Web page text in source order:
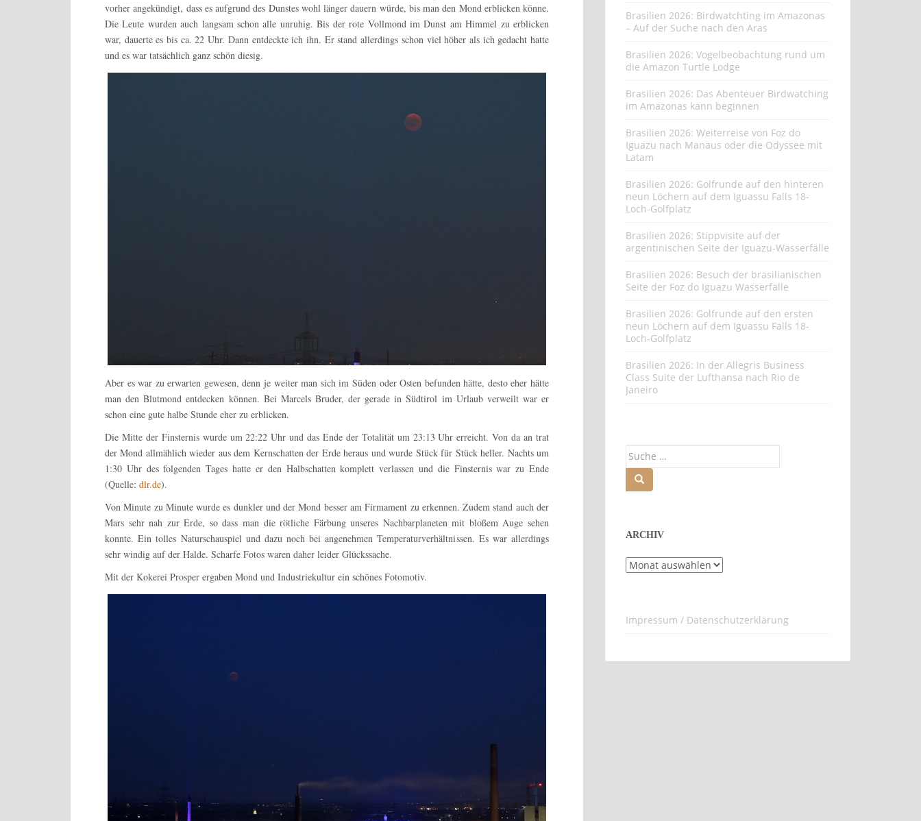
vorher angekündigt, dass es aufgrund des Dunstes wohl länger dauern würde, bis man den Mond erblicken könne.
Die Leute wurden auch langsam schon alle unruhig. Bis der rote Vollmond im Dunst am Himmel zu erblicken
war, dauerte es bis ca. 22 Uhr. Dann entdeckte ich ihn. Er stand allerdings schon viel höher als ich gedacht hatte
und es war tatsächlich ganz schön diesig.
Aber es war zu erwarten gewesen, denn je weiter man sich im Süden oder Osten befunden hätte, desto eher hätte
man den Blutmond entdecken können. Bei Marcels Bruder, der gerade in Südtirol im Urlaub verweilt war er
schon eine gute halbe Stunde eher zu erblicken.
Die Mitte der Finsternis wurde um 22:22 Uhr und das Ende der Totalität um 23:13 Uhr erreicht. Von da an trat
der Mond allmählich wieder aus dem Kernschatten der Erde heraus und wurde Stück für Stück heller. Nachts um
1:30 Uhr des folgenden Tages hatte er den Halbschatten komplett verlassen und die Finsternis war zu Ende
(Quelle: dlr.de).
Von Minute zu Minute wurde es dunkler und der Mond besser am Firmament zu erkennen. Zudem stand auch der
Mars sehr nah zur Erde, so dass man die rötliche Färbung unseres Nachbarplaneten mit bloßem Auge sehen
konnte. Ein tolles Naturschauspiel und dazu noch bei angenehmen Temperaturverhältnissen. Es war allerdings
sehr windig auf der Halde. Scharfe Fotos waren daher leider Glückssache.
Mit der Kokerei Prosper ergaben Mond und Industriekultur ein schönes Fotomotiv.
Brasilien 2026: Birdwatchting im Amazonas
– Auf der Suche nach den Aras
Brasilien 2026: Vogelbeobachtung rund um
die Amazon Turtle Lodge
Brasilien 2026: Das Abenteuer Birdwatching
im Amazonas kann beginnen
Brasilien 2026: Weiterreise von Foz do
Iguazu nach Manaus oder die Odyssee mit
Latam
Brasilien 2026: Golfrunde auf den hinteren
neun Löchern auf dem Iguassu Falls 18-
Loch-Golfplatz
Brasilien 2026: Stippvisite auf der
argentinischen Seite der Iguazu-Wasserfälle
Brasilien 2026: Besuch der brasilianischen
Seite der Foz do Iguazu Wasserfälle
Brasilien 2026: Golfrunde auf den ersten
neun Löchern auf dem Iguassu Falls 18-
Loch-Golfplatz
Brasilien 2026: In der Allegris Business
Class Suite der Lufthansa nach Rio de
Janeiro
ARCHIV
Archiv
Impressum / Datenschutzerklärung